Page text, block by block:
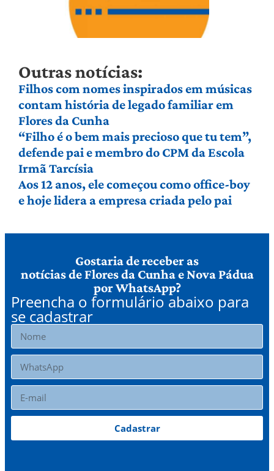
Outras notícias:
Filhos com nomes inspirados em músicas
contam história de legado familiar em
Flores da Cunha
“Filho é o bem mais precioso que tu tem”,
defende pai e membro do CPM da Escola
Irmã Tarcísia
Aos 12 anos, ele começou como office-boy
e hoje lidera a empresa criada pelo pai
Gostaria de receber as
notícias de Flores da Cunha e Nova Pádua
por WhatsApp?
Preencha o formulário abaixo para
se cadastrar
Cadastrar